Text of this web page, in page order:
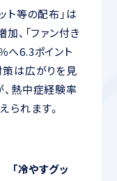
ト等の配布」は
、「ファン付き
へ6.3ポイント
策は広がりを見
、熱中症経験率
られます。
「冷やすグッ